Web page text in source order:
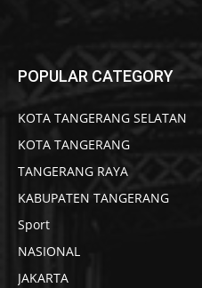
POPULAR CATEGORY
KOTA TANGERANG SELATAN
KOTA TANGERANG
TANGERANG RAYA
KABUPATEN TANGERANG
Sport
NASIONAL
JAKARTA